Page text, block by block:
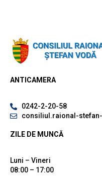
ANTICAMERA
0242-2-20-58
consiliul.raional-
ZILE DE MUNCĂ
Luni – Vineri
08:00 – 17:00